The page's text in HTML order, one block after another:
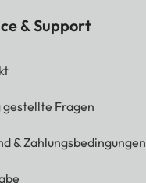
& Support
gestellte Fragen
& Zahlungsbedingungen